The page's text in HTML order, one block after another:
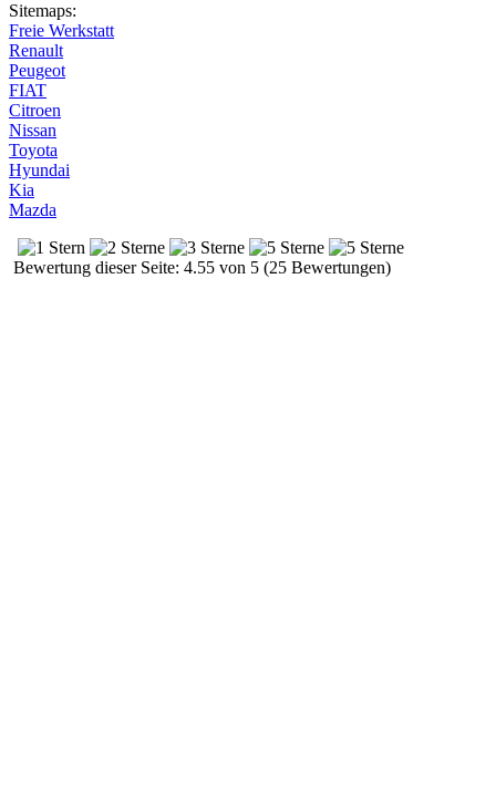
Sitemaps:
Freie Werkstatt
Renault
Peugeot
FIAT
Citroen
Nissan
Toyota
Hyundai
Kia
Mazda
Bewertung dieser Seite: 4.55 von 5 (25 Bewertungen)